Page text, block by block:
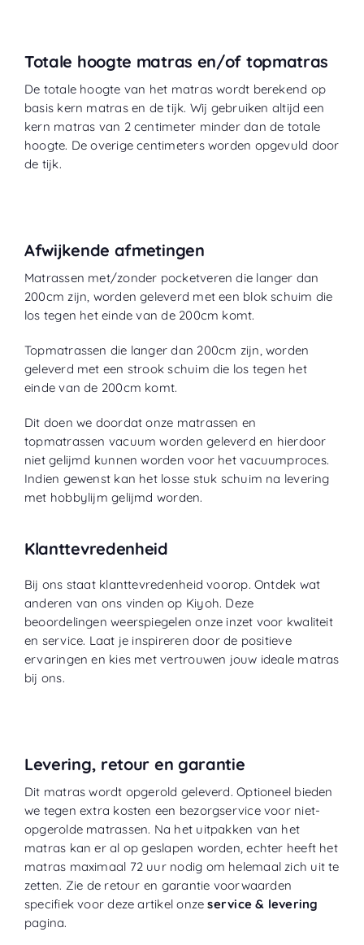
Totale hoogte matras en/of topmatras
De totale hoogte van het matras wordt berekend op
basis kern matras en de tijk. Wij gebruiken altijd een
kern matras van 2 centimeter minder dan de totale
hoogte. De overige centimeters worden opgevuld door
de tijk.
Afwijkende afmetingen
Matrassen met/zonder pocketveren die langer dan
200cm zijn, worden geleverd met een blok schuim die
los tegen het einde van de 200cm komt.
Topmatrassen die langer dan 200cm zijn, worden
geleverd met een strook schuim die los tegen het
einde van de 200cm komt.
Dit doen we doordat onze matrassen en
topmatrassen vacuum worden geleverd en hierdoor
niet gelijmd kunnen worden voor het vacuumproces.
Indien gewenst kan het losse stuk schuim na levering
met hobbylijm gelijmd worden.
Klanttevredenheid
Bij ons staat klanttevredenheid voorop. Ontdek wat
anderen van ons vinden op Kiyoh. Deze
beoordelingen weerspiegelen onze inzet voor kwaliteit
en service. Laat je inspireren door de positieve
ervaringen en kies met vertrouwen jouw ideale matras
bij ons.
Levering, retour en garantie
Dit matras wordt opgerold geleverd. Optioneel bieden
we tegen extra kosten een bezorgservice voor niet-
opgerolde matrassen. Na het uitpakken van het
matras kan er al op geslapen worden, echter heeft het
matras maximaal 72 uur nodig om helemaal zich uit te
zetten. Zie de retour en garantie voorwaarden
specifiek voor deze artikel onzeservice & levering
pagina.